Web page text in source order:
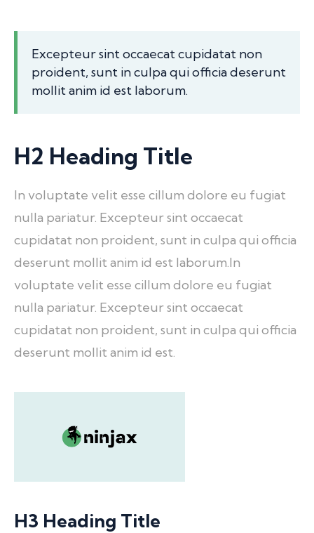
Excepteur sint occaecat cupidatat non
proident, sunt in culpa qui officia deserunt
mollit anim id est laborum.
H2 Heading Title
In voluptate velit esse cillum dolore eu fugiat
nulla pariatur. Excepteur sint occaecat
cupidatat non proident, sunt in culpa qui officia
deserunt mollit anim id est laborum.In
voluptate velit esse cillum dolore eu fugiat
nulla pariatur. Excepteur sint occaecat
cupidatat non proident, sunt in culpa qui officia
deserunt mollit anim id est.
H3 Heading Title